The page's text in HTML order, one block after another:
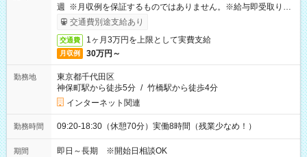
週 ※月収例を保証するものではありません。※給与即受取りサ
ービス利用可（利用条件有）
交通費別途支給あり
交通費 1ヶ月3万円を上限として実費支給
月収例 30万円～
勤務地
東京都千代田区
神保町駅から徒歩5分 / 竹橋駅から徒歩4分
インターネット関連
勤務時間 09:20-18:30（休憩70分）実働8時間（残業少なめ！）
期間 即日～長期 ※開始日相談OK